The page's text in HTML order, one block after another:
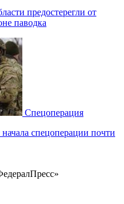
предостерегли от
паводка
Спецоперация
спецоперации почти